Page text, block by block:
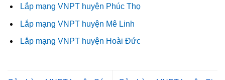
Lắp mạng VNPT huyện Phúc Thọ
Lắp mạng VNPT huyện Mê Linh
Lắp mạng VNPT huyện Hoài Đức